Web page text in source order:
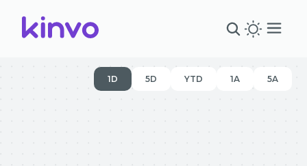
1D 5D YTD 1A 5A